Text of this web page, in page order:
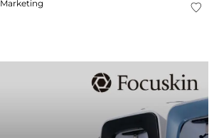
Marketing